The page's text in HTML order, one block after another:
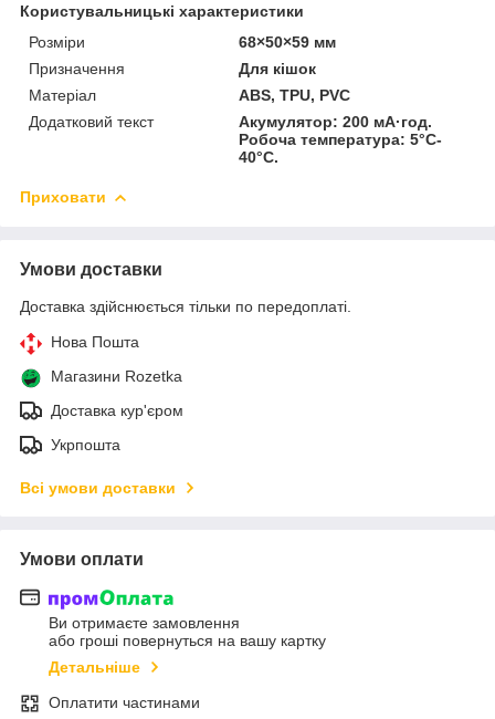
Користувальницькі характеристики
Розміри
68×50×59 мм
Призначення
Для кішок
Матеріал
ABS, TPU, PVC
Додатковий текст
Акумулятор: 200 мА·год.
Робоча температура: 5°C-
40°C.
Приховати
Умови доставки
Доставка здійснюється тільки по передоплаті.
Нова Пошта
Магазини Rozetka
Доставка кур'єром
Укрпошта
Всі умови доставки
Умови оплати
Ви отримаєте замовлення
або гроші повернуться на вашу картку
Детальніше
Оплатити частинами